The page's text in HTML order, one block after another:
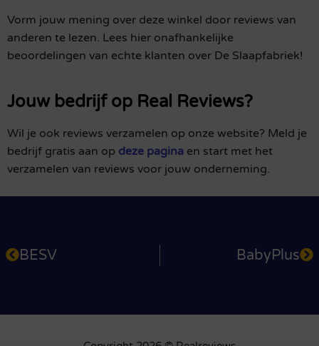
Vorm jouw mening over deze winkel door reviews van
anderen te lezen. Lees hier onafhankelijke
beoordelingen van echte klanten over De Slaapfabriek!
Jouw bedrijf op Real Reviews?
Wil je ook reviews verzamelen op onze website? Meld je
bedrijf gratis aan op deze pagina en start met het
verzamelen van reviews voor jouw onderneming.
BESV BabyPlus